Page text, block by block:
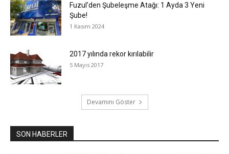
Fuzul’den Şubeleşme Atağı: 1 Ayda 3 Yeni
Şube!
1 Kasım 2024
2017 yılında rekor kırılabilir
5 Mayıs 2017
Devamını Göster
SON HABERLER